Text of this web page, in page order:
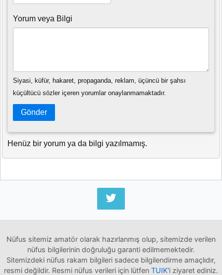
Yorum veya Bilgi
Siyasi, küfür, hakaret, propaganda, reklam, üçüncü bir şahsı
küçültücü sözler içeren yorumlar onaylanmamaktadır.
Gönder
Henüz bir yorum ya da bilgi yazılmamış.
Nüfus sitemiz amatör olarak hazırlanmış olup, sitemizde verilen
nüfus bilgilerinin doğruluğu garanti edilmemektedir.
Sitemizdeki nüfus rakam bilgileri sadece bilgilendirme amaçlıdır,
resmi değildir. Resmi nüfus verileri için lütfen TUIK'i ziyaret ediniz.